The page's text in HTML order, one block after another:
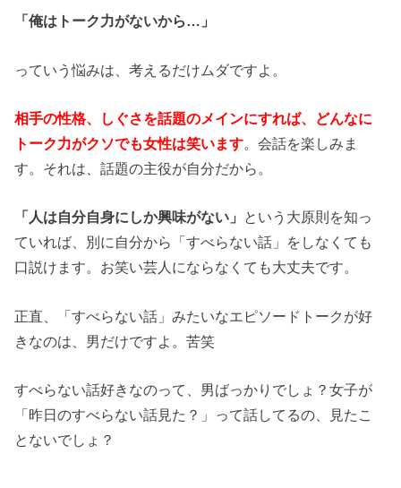
「俺はトーク力がないから…」
っていう悩みは、考えるだけムダですよ。
相手の性格、しぐさを話題のメインにすれば、どんなに
トーク力がクソでも女性は笑います。会話を楽しみま
す。それは、話題の主役が自分だから。
「人は自分自身にしか興味がない」 という大原則を知っ
ていれば、別に自分から「すべらない話」をしなくても
口説けます。お笑い芸人にならなくても大丈夫です。
正直、「すべらない話」みたいなエピソードトークが好
きなのは、男だけですよ。苦笑
すべらない話好きなのって、男ばっかりでしょ？女子が
「昨日のすべらない話見た？」って話してるの、見たこ
とないでしょ？